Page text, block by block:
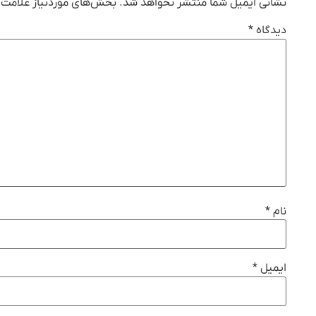
نشانی ایمیل شما منتشر نخواهد شد. بخش‌های موردنیاز
دیدگاه *
نام *
ایمیل *